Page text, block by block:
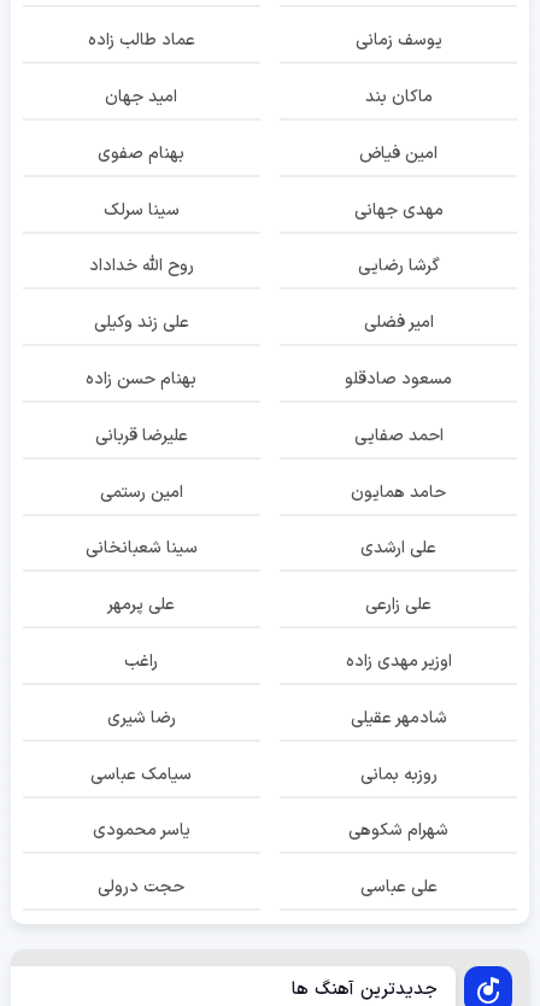
یوسف زمانی عماد طالب زاده
ماکان بند امید جهان
امین فیاض بهنام صفوی
مهدی جهانی سینا سرلک
گرشا رضایی روح الله خداداد
امیر فضلی علی زند وکیلی
مسعود صادقلو بهنام حسن زاده
احمد صفایی علیرضا قربانی
حامد همایون امین رستمی
علی ارشدی سینا شعبانخانی
علی زارعی علی پرمهر
اوزیر مهدی زاده راغب
شادمهر عقیلی رضا شیری
روزبه بمانی سیامک عباسی
شهرام شکوهی یاسر محمودی
علی عباسی حجت درولی
جدیدترین آهنگ ها